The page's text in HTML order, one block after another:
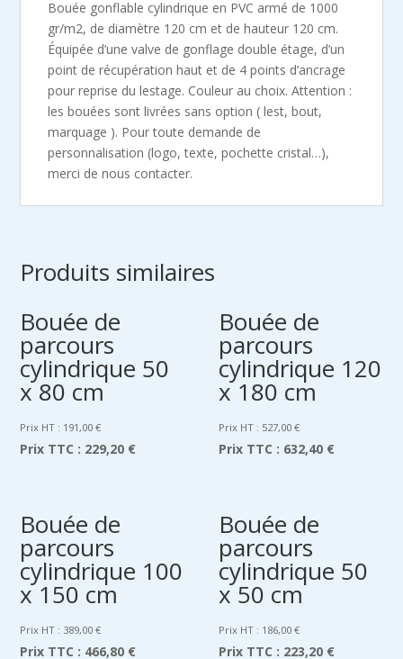
Bouée gonflable cylindrique en PVC armé de 1000
gr/m2, de diamètre 120 cm et de hauteur 120 cm.
Équipée d’une valve de gonflage double étage, d’un
point de récupération haut et de 4 points d’ancrage
pour reprise du lestage. Couleur au choix. Attention :
les bouées sont livrées sans option ( lest, bout,
marquage ). Pour toute demande de
personnalisation (logo, texte, pochette cristal…),
merci de nous contacter.
Produits similaires
Bouée de
parcours
cylindrique 50
x 80 cm
Prix HT : 191,00€
Prix TTC : 229,20 €
Bouée de
parcours
cylindrique 120
x 180 cm
Prix HT : 527,00€
Prix TTC : 632,40 €
Bouée de
parcours
cylindrique 100
x 150 cm
Prix HT : 389,00€
Prix TTC : 466,80 €
Bouée de
parcours
cylindrique 50
x 50 cm
Prix HT : 186,00€
Prix TTC : 223,20 €